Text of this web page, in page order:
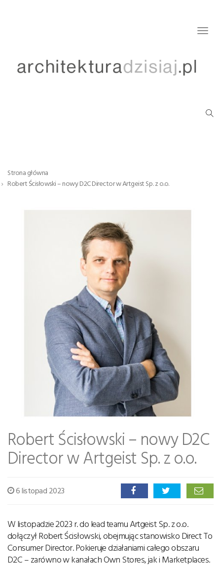
Strona główna
Robert Ścisłowski – nowy D2C Director w Artgeist Sp. z o.o.
Robert Ścisłowski – nowy D2C
Director w Artgeist Sp. z o.o.
6 listopad 2023
W listopadzie 2023 r. do lead teamu Artgeist Sp. z o.o.
dołączył Robert Ścisłowski, obejmując stanowisko Direct To
Consumer Director. Pokieruje działaniami całego obszaru
D2C – zarówno w kanałach Own Stores, jak i Marketplaces.